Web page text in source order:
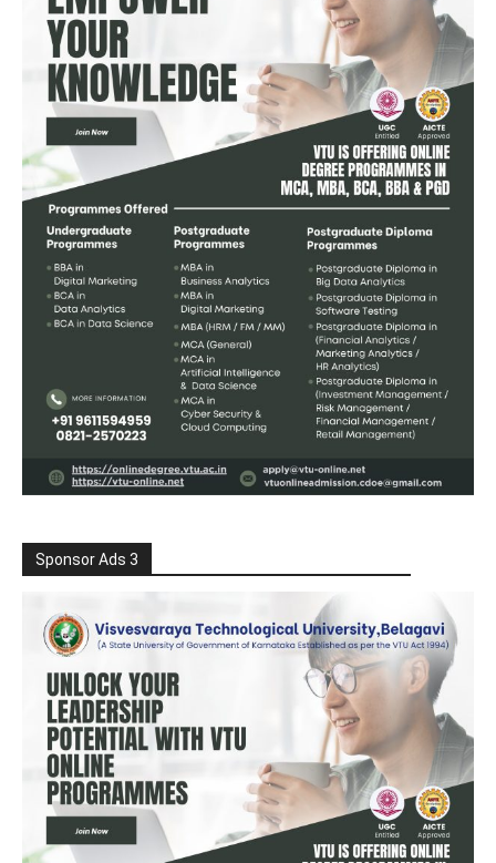
Sponsor Ads 3